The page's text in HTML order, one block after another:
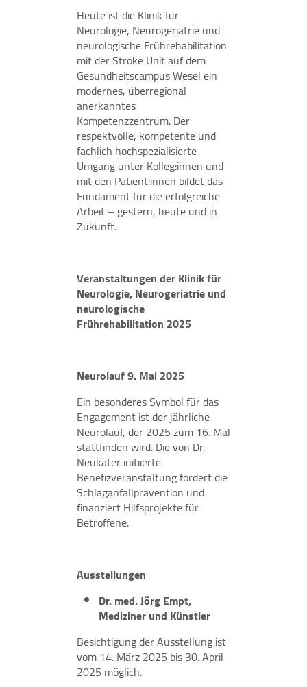
Heute ist die Klinik für
Neurologie, Neurogeriatrie und
neurologische Frührehabilitation
mit der Stroke Unit auf dem
Gesundheitscampus Wesel ein
modernes, überregional
anerkanntes
Kompetenzzentrum. Der
respektvolle, kompetente und
fachlich hochspezialisierte
Umgang unter Kolleg:innen und
mit den Patient:innen bildet das
Fundament für die erfolgreiche
Arbeit – gestern, heute und in
Zukunft.
Veranstaltungen der Klinik für
Neurologie, Neurogeriatrie und
neurologische
Frührehabilitation 2025
Neurolauf 9. Mai 2025
Ein besonderes Symbol für das
Engagement ist der jährliche
Neurolauf, der 2025 zum 16. Mal
stattfinden wird. Die von Dr.
Neukäter initiierte
Benefizveranstaltung fördert die
Schlaganfallprävention und
finanziert Hilfsprojekte für
Betroffene.
Ausstellungen
Dr. med. Jörg Empt,
Mediziner und Künstler
Besichtigung der Ausstellung ist
vom 14. März 2025 bis 30. April
2025 möglich.